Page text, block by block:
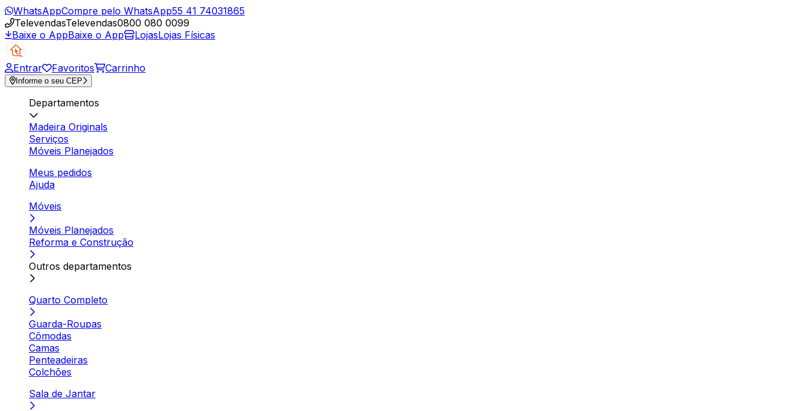
WhatsAppCompre pelo WhatsApp55 41 74031865
TelevendasTelevendas0800 080 0099
Baixe o AppBaixe o App LojasLojas Físicas
Entrar Favoritos Carrinho
Informe o seu CEP
Departamentos
Madeira Originals
Serviços
Móveis Planejados
Meus pedidos
Ajuda
Móveis
Móveis Planejados
Reforma e Construção
Outros departamentos
Quarto Completo
Guarda-Roupas
Cômodas
Camas
Penteadeiras
Colchões
Sala de Jantar